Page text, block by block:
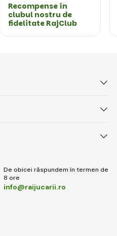
Recompense în
clubul nostru de
fidelitate RajClub
De obicei răspundem în termen de
8 ore
info@raijucarii.ro